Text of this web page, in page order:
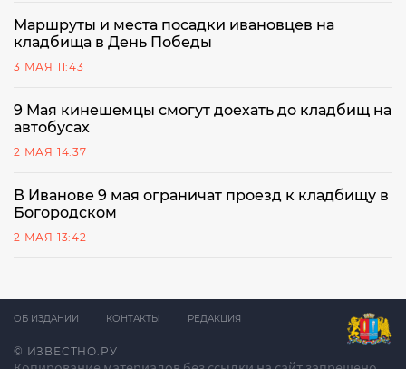
Маршруты и места посадки ивановцев на
кладбища в День Победы
3 МАЯ 11:43
9 Мая кинешемцы смогут доехать до кладбищ на
автобусах
2 МАЯ 14:37
В Иванове 9 мая ограничат проезд к кладбищу в
Богородском
2 МАЯ 13:42
© ИЗВЕСТНО.РУ
ОБ ИЗДАНИИ КОНТАКТЫ РЕДАКЦИЯ